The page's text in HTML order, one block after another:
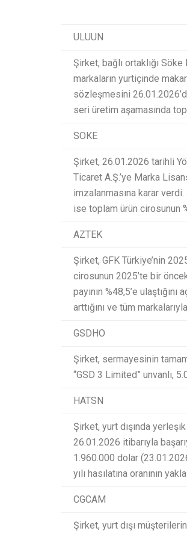
ULUUN
Şirket, bağlı ortaklığı
markaların yurtiçinde
sözleşmesini
seri üretim aşamasında
SOKE
Şirket, 26.01.2026 tarihli
Ticaret A.Ş.’ye Marka
imzalanmasına karar
ise toplam ürün cirosunun
AZTEK
Şirket, GFK Türkiye’nin
cirosunun 2025’te bir
payının %48,5’e
arttığını ve tüm
GSDHO
Şirket, sermayesinin
“GSD 3 Limited” unvanlı,
HATSN
Şirket, yurt dışında
26.01.2026 itibarıyla
1.960.000 dolar
yılı hasılatına oranının
CGCAM
Şirket, yurt dışı